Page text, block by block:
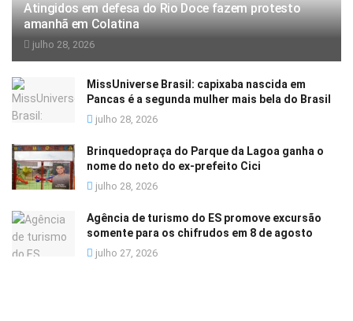
Atingidos em defesa do Rio Doce fazem protesto
amanhã em Colatina
julho 28, 2026
MissUniverse Brasil: capixaba nascida em
Pancas é a segunda mulher mais bela do Brasil
julho 28, 2026
Brinquedopraça do Parque da Lagoa ganha o
nome do neto do ex-prefeito Cici
julho 28, 2026
Agência de turismo do ES promove excursão
somente para os chifrudos em 8 de agosto
julho 27, 2026